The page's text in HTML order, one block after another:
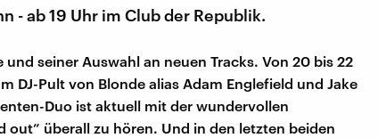
- ab 19 Uhr im Club der Republik.
seiner Auswahl an neuen Tracks. Von 20 bis 22
DJ-Pult von Blonde alias Adam Englefield und Jake
Duo ist aktuell mit der wundervollen
out” überall zu hören. Und in den letzten beiden